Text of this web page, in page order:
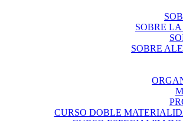
SOBRE
SOBRE
CURSO DOBLE